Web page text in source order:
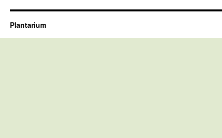
Plantarium